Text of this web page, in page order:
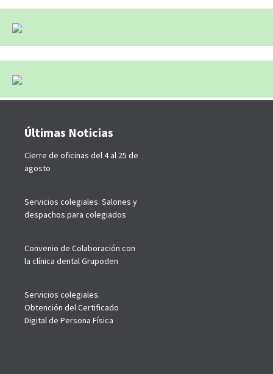
Últimas Noticias
Cierre de oficinas del 4 al 25 de
agosto
Servicios colegiales. Salones y
despachos para colegiados
Convenio de Colaboración con
la clínica dental Grupoden
Servicios colegiales.
Obtención del Certificado
Digital de Persona Física